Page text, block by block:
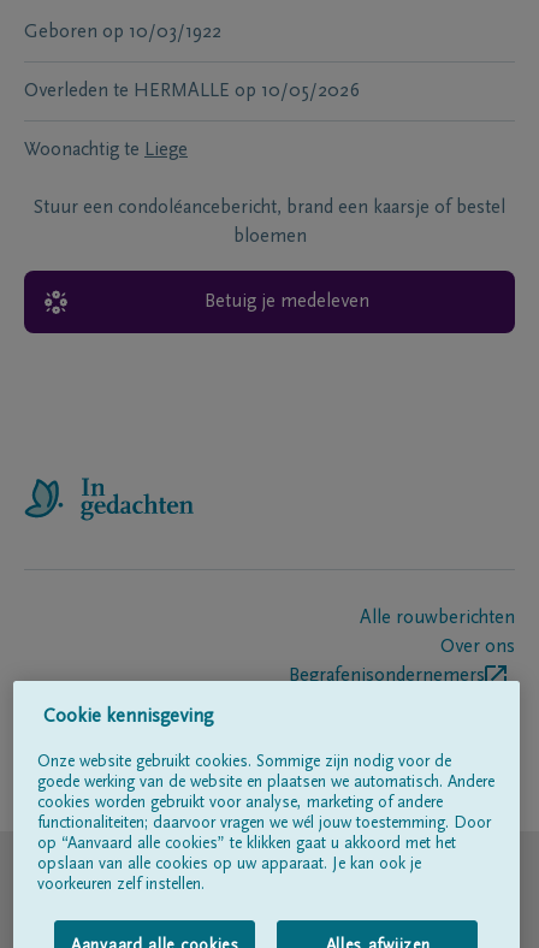
Geboren op 10/03/1922
Overleden te HERMALLE op 10/05/2026
Woonachtig te Liege
Stuur een condoléancebericht, brand een kaarsje of bestel
bloemen
Betuig je medeleven
Alle rouwberichten
Over ons
Begrafenisondernemers
Volg ons op
© DELA
Gebruiksvoorwaarden
Cookie kennisgeving
Onze website gebruikt cookies. Sommige zijn nodig voor de
goede werking van de website en plaatsen we automatisch. Andere
cookies worden gebruikt voor analyse, marketing of andere
functionaliteiten; daarvoor vragen we wél jouw toestemming. Door
op “Aanvaard alle cookies” te klikken gaat u akkoord met het
opslaan van alle cookies op uw apparaat. Je kan ook je
voorkeuren zelf instellen.